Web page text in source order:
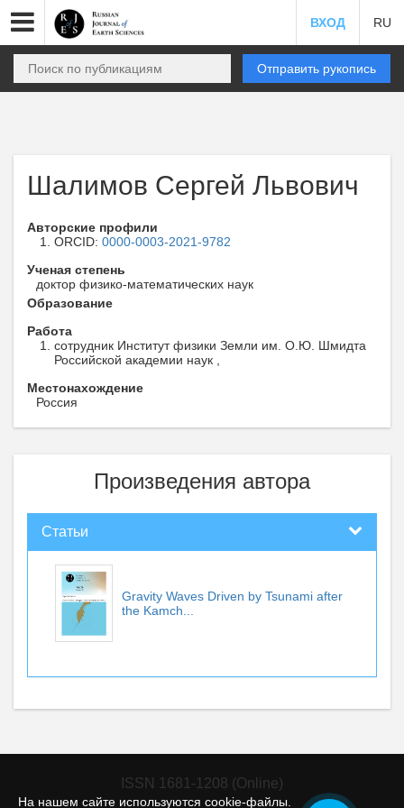
На нашем сайте используются cookie-файлы.
ВХОД RU
Отправить рукопись
Шалимов Сергей Львович
Авторские профили
ORCID: 0000-0003-2021-9782
Ученая степень
доктор физико-математических наук
Образование
Работа
сотрудник Институт физики Земли им. О.Ю. Шмидта
Российской академии наук ,
Местонахождение
Россия
Произведения автора
Статьи
Gravity Waves Driven by Tsunami after
the Kamch...
ISSN 1681-1208 (Online)